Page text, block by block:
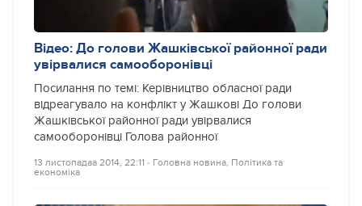
Відео: До голови Жашківської районної ради
увірвалися самооборонівці
Посилання по темі: Керівництво обласної ради
відреагувало на конфлікт у Жашкові До голови
Жашківської районної ради увірвалися
самооборонівці Голова районної
13 листопадаа 2014, 22:11 ‐ Головна новина Політика та
економіка